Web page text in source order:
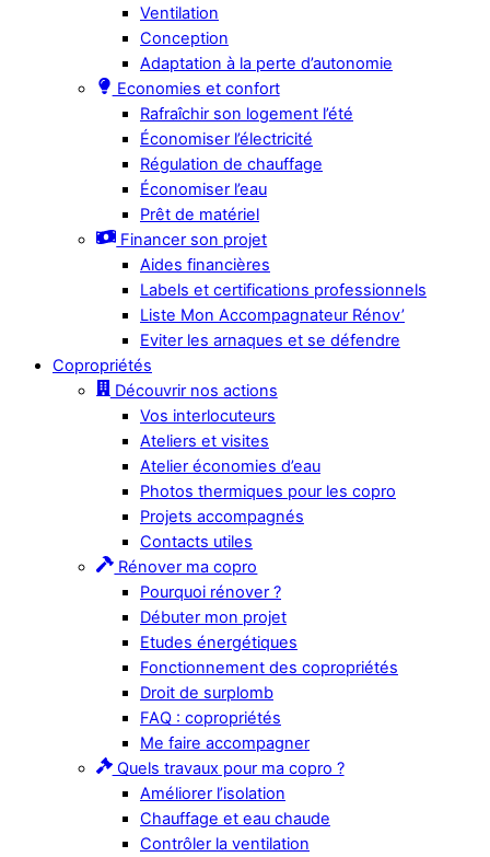
Ventilation
Conception
Adaptation à la perte d’autonomie
Economies et confort
Rafraîchir son logement l’été
Économiser l’électricité
Régulation de chauffage
Économiser l’eau
Prêt de matériel
Financer son projet
Aides financières
Labels et certifications professionnels
Liste Mon Accompagnateur Rénov’
Eviter les arnaques et se défendre
Copropriétés
Découvrir nos actions
Vos interlocuteurs
Ateliers et visites
Atelier économies d’eau
Photos thermiques pour les copro
Projets accompagnés
Contacts utiles
Rénover ma copro
Pourquoi rénover ?
Débuter mon projet
Etudes énergétiques
Fonctionnement des copropriétés
Droit de surplomb
FAQ : copropriétés
Me faire accompagner
Quels travaux pour ma copro ?
Améliorer l’isolation
Chauffage et eau chaude
Contrôler la ventilation